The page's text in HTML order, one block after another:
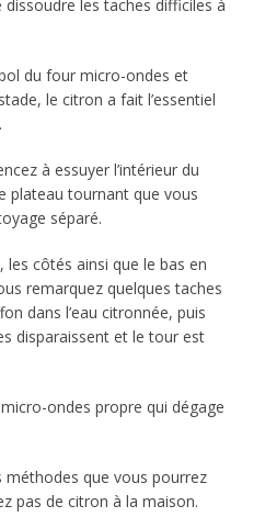
dissoudre les taches difficiles à
du four micro-ondes et
le citron a fait l’essentiel
à essuyer l’intérieur du
plateau tournant que vous
séparé.
les côtés ainsi que le bas en
remarquez quelques taches
dans l’eau citronnée, puis
disparaissent et le tour est
ondes propre qui dégage
méthodes que vous pourrez
pas de citron à la maison.